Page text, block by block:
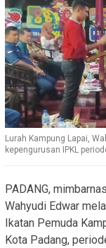
Lurah Kampung Lapai,
kepengurusan IPKL
PADANG,
Wahyudi Edwar
Ikatan Pemuda
Kota Padang,